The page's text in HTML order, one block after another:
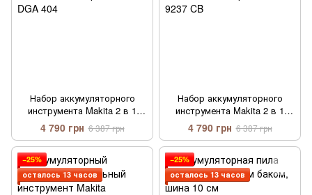
Набор аккумуляторного
инструмента Makita 2 в 1
(36V/5A) гайковерт Makita
DTW 285, болгарка Makita
DGA 404
4 790 грн 6 387 грн
Набор аккумуляторного
инструмента Makita 2 в 1
(36V/5A) шуруповерт Makita
DTW 485, болгарка Makita
9237 CB
4 790 грн 6 387 грн
−25%
осталось 13 часов
−25%
осталось 13 часов